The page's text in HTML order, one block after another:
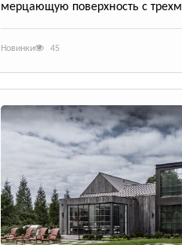
мерцающую поверхность с
Новинки 45